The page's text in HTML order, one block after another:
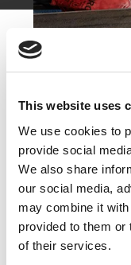
This website uses
We use cookies to
provide social
We also share
our social media,
may combine it
provided to them or
of their services.